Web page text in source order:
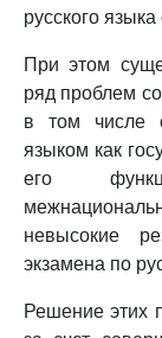
русского
При этом
ряд проблем
в том числе
языком как
его
невысокие
экзамена по
Решение этих